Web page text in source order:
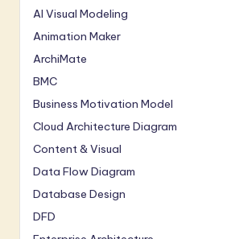
AI Visual Modeling
Animation Maker
ArchiMate
BMC
Business Motivation Model
Cloud Architecture Diagram
Content & Visual
Data Flow Diagram
Database Design
DFD